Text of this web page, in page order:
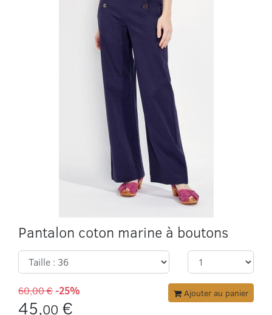
Pantalon coton marine à boutons
60,00 €-25%
45,00 €
Ajouter au panier